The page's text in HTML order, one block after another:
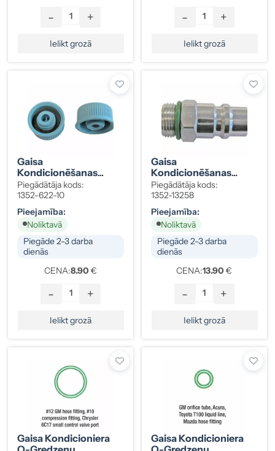
- +
Ielikt grozā
- +
Ielikt grozā
Gaisa
Kondicionēšanas
Vārsta Vāciņš JRA,
Augstā Spiediena, 10
Gab.
Piegādātāja kods:
1352-622-10
Pieejamība:
Noliktavā
Piegāde 2-3 darba
dienās
CENA:8.90 €
- +
Ielikt grozā
Gaisa
Kondicionēšanas
Adapteris (serviss),
Zemā Spiediena,
M13x1, Alumīnijs
Piegādātāja kods:
1352-13258
Pieejamība:
Noliktavā
Piegāde 2-3 darba
dienās
CENA:13.90 €
- +
Ielikt grozā
Gaisa Kondicioniera
Gaisa Kondicioniera